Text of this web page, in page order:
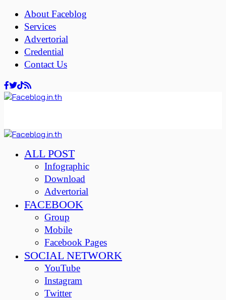
About Faceblog
Services
Advertorial
Credential
Contact Us
ALL POST
Infographic
Download
Advertorial
FACEBOOK
Group
Mobile
Facebook Pages
SOCIAL NETWORK
YouTube
Instagram
Twitter